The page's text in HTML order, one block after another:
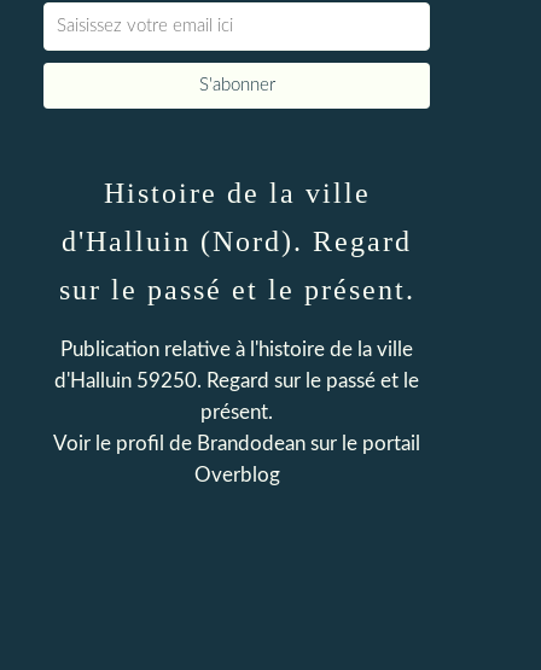
Histoire de la ville
d'Halluin (Nord). Regard
sur le passé et le présent.
Publication relative à l'histoire de la ville
d'Halluin 59250. Regard sur le passé et le
présent.
Voir le profil de Brandodean sur le portail
Overblog